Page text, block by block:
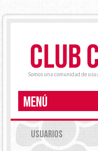
CLUB
Somos una comunidad de
MENÚ
USUARIOS